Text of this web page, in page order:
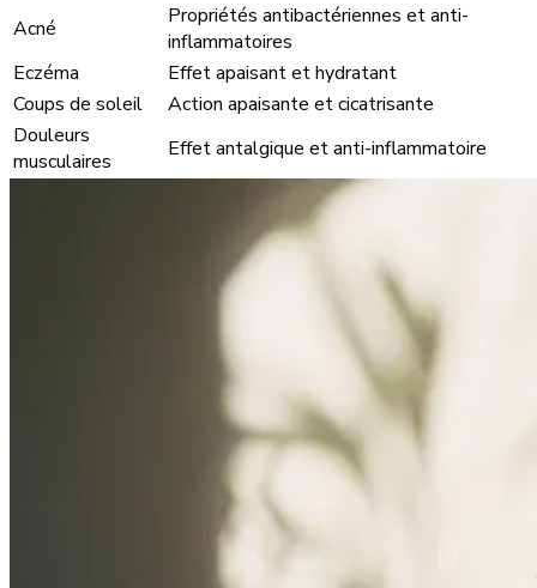
Acné
Propriétés antibactériennes et anti-
inflammatoires
Eczéma
Effet apaisant et hydratant
Coups de soleil
Action apaisante et cicatrisante
Douleurs
musculaires
Effet antalgique et anti-inflammatoire